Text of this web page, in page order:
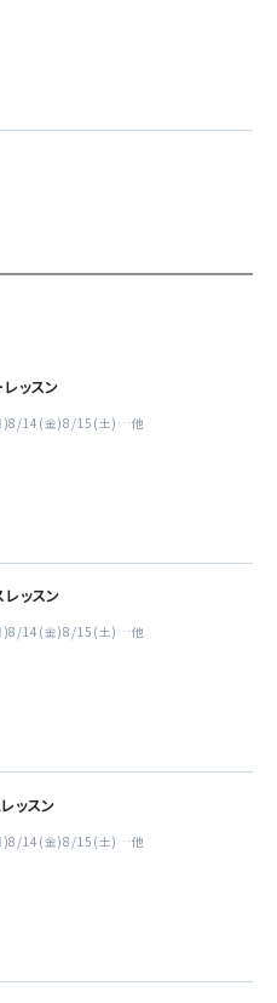
ッスン
)8/14(金)8/15(土) …他
ッスン
)8/14(金)8/15(土) …他
ッスン
)8/14(金)8/15(土) …他